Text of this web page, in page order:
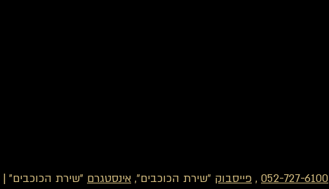
052-727-6100
, פייסבוק "שירת הכוכבים", אינסטגרם "שירת הכוכבים" |